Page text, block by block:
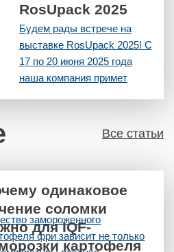
переработчиков
сельхозпродукции. На
мероприятии компания
представит решения для
производств. Ждем вас на
проведения: деревня
Бунятино, Дмитровский
муниципальный округ,
Московская область,
террито...
RosUpack 2025
Будем рады встрече на
выставке RosUpack 2025! С
17 по 20 июня 2025 года
наша компания примет
упаковочной индустрии
8, МВЦ «Крокус Экспо»!
Наши специалисты с
удовольствием
проконсультируют вас и
Все статьи
одинаковое
соломки
для IQF-
картофеля
замороженного
фри зависит не только